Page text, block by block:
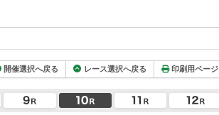
開催選択へ戻る レース選択へ戻る 印刷用ページ